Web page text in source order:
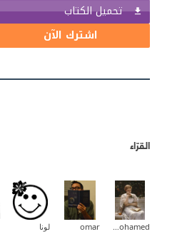
تحميل الكتاب
اشترك الآن
القرّاء
Aliaa Mohamed
omar لونا